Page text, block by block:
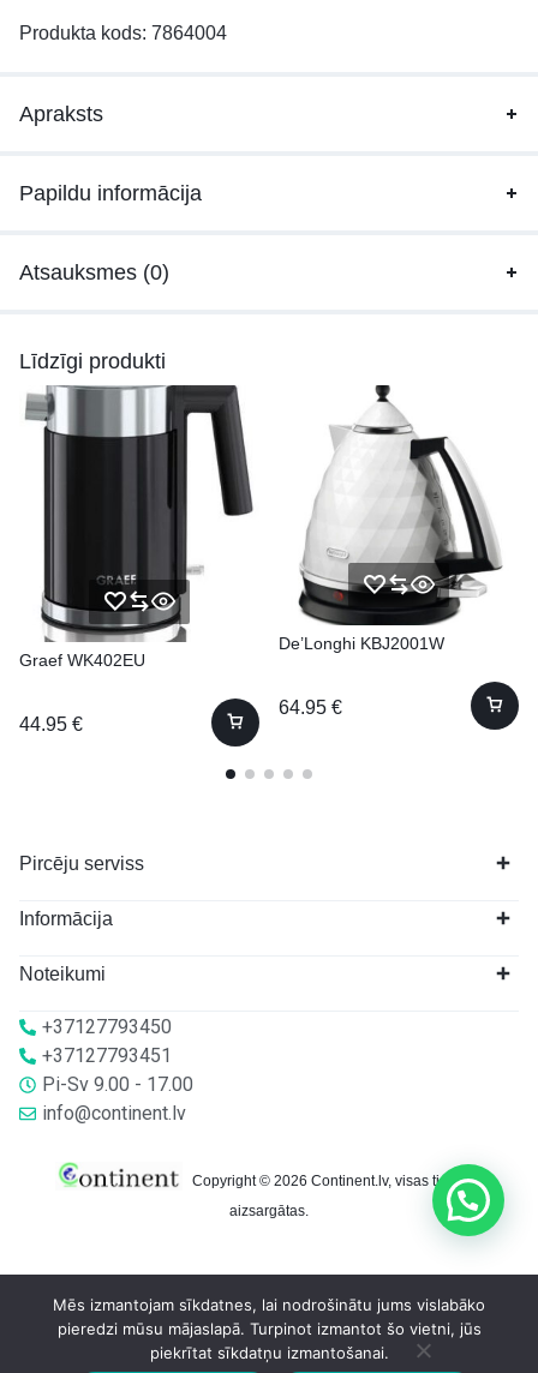
Produkta kods: 7864004
Apraksts
Papildu informācija
Atsauksmes (0)
Līdzīgi produkti
Graef WK402EU
44.95 €
De’Longhi KBJ2001W
64.95 €
Pircēju serviss
Informācija
Noteikumi
+37127793450
+37127793451
Pi-Sv 9.00 - 17.00
info@continent.lv
Copyright © 2026 Continent.lv, visas tiesības
aizsargātas.
Mēs izmantojam sīkdatnes, lai nodrošinātu jums vislabāko
pieredzi mūsu mājaslapā. Turpinot izmantot šo vietni, jūs
piekrītat sīkdatņu izmantošanai.